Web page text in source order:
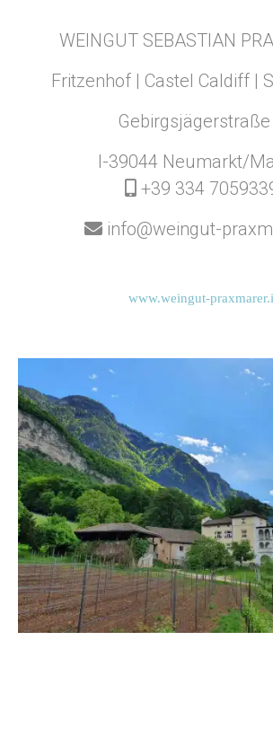
WEINGUT SEBASTIAN
Fritzenhof | Castel Caldiff |
Gebirgsjägerstraße
I-39044 Neumarkt/
+39 334
info@weingut-
www.weingut-